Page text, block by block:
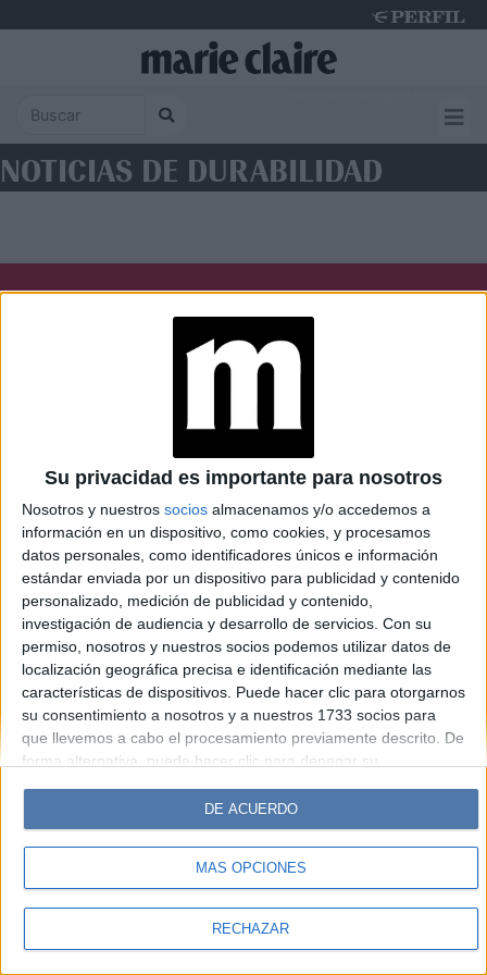
Su privacidad es importante para nosotros
Nosotros y nuestros socios almacenamos y/o accedemos a
información en un dispositivo, como cookies, y procesamos
datos personales, como identificadores únicos e información
estándar enviada por un dispositivo para publicidad y contenido
personalizado, medición de publicidad y contenido,
investigación de audiencia y desarrollo de servicios. Con su
permiso, nosotros y nuestros socios podemos utilizar datos de
localización geográfica precisa e identificación mediante las
características de dispositivos. Puede hacer clic para otorgarnos
su consentimiento a nosotros y a nuestros 1733 socios para
que llevemos a cabo el procesamiento previamente descrito. De
forma alternativa, puede hacer clic para denegar su
cambiar sus preferencias antes de otorgar su consentimiento.
Tenga en cuenta que algún procesamiento de sus datos
personales puede no requerir de su consentimiento, pero usted
tiene el derecho de rechazar tal procesamiento. Sus
sus preferencias o retirar su consentimiento en cualquier
MÁS OPCIONES
RECHAZAR
DE ACUERDO
NOTICIAS DE DURABILIDAD
Caras Noticias
Weekend Parabrisas
Look
Luz Mía Lunateen Break BATimes
© Perfil.com 2006-2019 - Todos los derechos reservados
Registro de Propiedad Intelectual: Nro. 5346433